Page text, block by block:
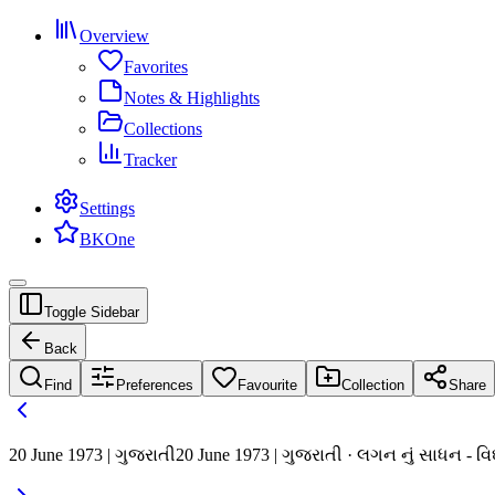
Overview
Favorites
Notes & Highlights
Collections
Tracker
Settings
BKOne
Toggle Sidebar
Back
Find Preferences Favourite Collection Share
20 June 1973 | ગુજરાતી20 June 1973 | ગુજરાતી · લગન નું સાધન -